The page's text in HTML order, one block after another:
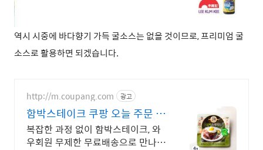
역시 시중에 바다향기 가득 굴소스는 없을 것이므로, 프리미엄 굴
소스로 활용하면 되겠습니다.
http://m.coupang.com 광고
함박스테이크 쿠팡 오늘 주문 내
일 도착 로켓
복잡한 과정 없이 함박스테이크, 와
우회원 무제한 무료배송으로 만나세